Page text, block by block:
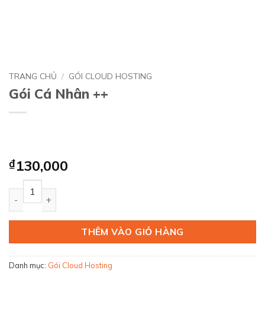
TRANG CHỦ / GÓI CLOUD HOSTING
Gói Cá Nhân ++
₫130,000
THÊM VÀO GIỎ HÀNG
Danh mục: Gói Cloud Hosting